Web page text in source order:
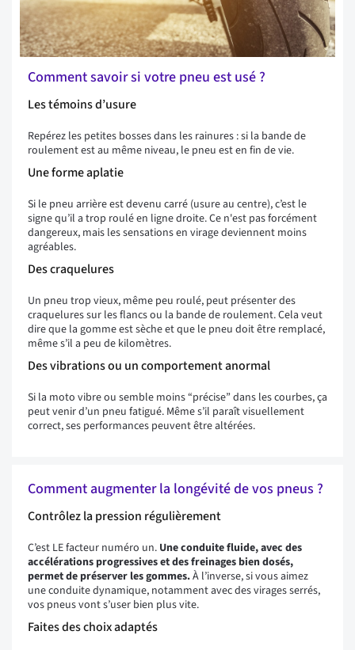
Comment savoir si votre pneu est usé ?
Les témoins d’usure
Repérez les petites bosses dans les rainures : si la bande de
roulement est au même niveau, le pneu est en fin de vie.
Une forme aplatie
Si le pneu arrière est devenu carré (usure au centre), c’est le
signe qu’il a trop roulé en ligne droite. Ce n'est pas forcément
dangereux, mais les sensations en virage deviennent moins
agréables.
Des craquelures
Un pneu trop vieux, même peu roulé, peut présenter des
craquelures sur les flancs ou la bande de roulement. Cela veut
dire que la gomme est sèche et que le pneu doit être remplacé,
même s’il a peu de kilomètres.
Des vibrations ou un comportement anormal
Si la moto vibre ou semble moins “précise” dans les courbes, ça
peut venir d’un pneu fatigué. Même s’il paraît visuellement
correct, ses performances peuvent être altérées.
Comment augmenter la longévité de vos pneus ?
Contrôlez la pression régulièrement
C’est LE facteur numéro un. Une conduite fluide, avec des
accélérations progressives et des freinages bien dosés,
permet de préserver les gommes.À l’inverse, si vous aimez
une conduite dynamique, notamment avec des virages serrés,
vos pneus vont s’user bien plus vite.
Faites des choix adaptés